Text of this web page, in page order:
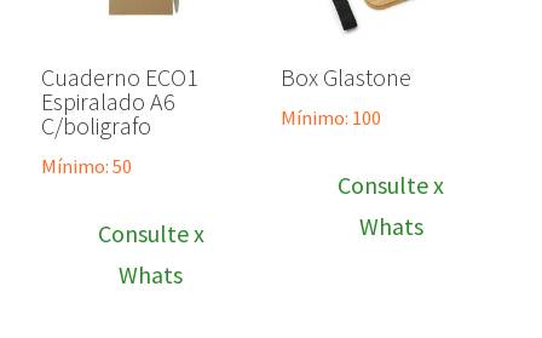
Cuaderno ECO1
Espiralado A6
C/boligrafo
Mínimo: 50
Consulte x
Whats
Box Glastone
Mínimo: 100
Consulte x
Whats